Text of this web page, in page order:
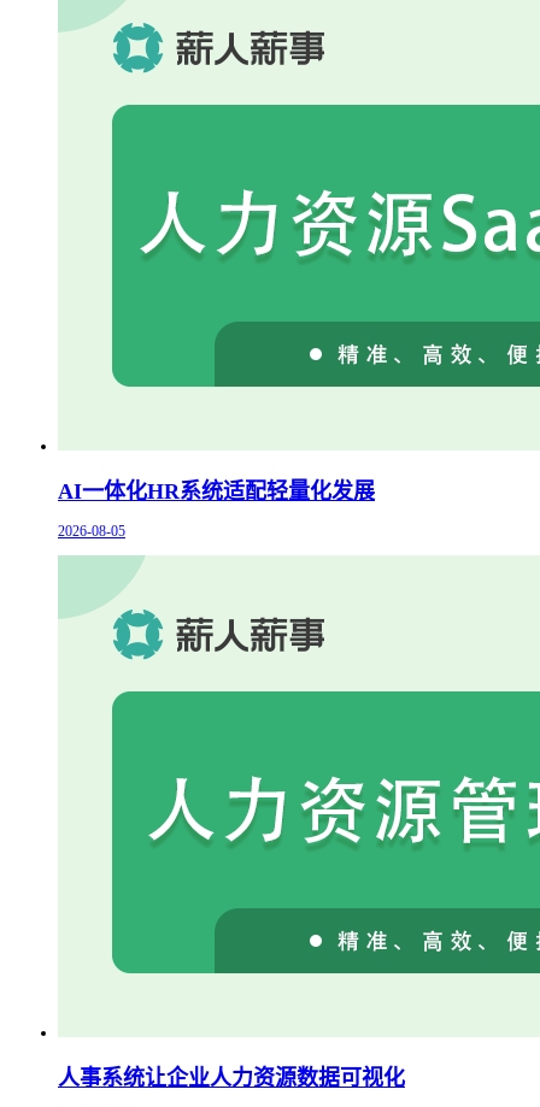
AI一体化HR系统适配轻量化发展
2026-08-05
人事系统让企业人力资源数据可视化